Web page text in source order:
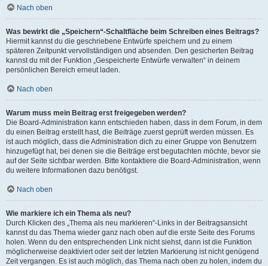
Nach oben
Was bewirkt die „Speichern“-Schaltfläche beim Schreiben eines Beitrags?
Hiermit kannst du die geschriebene Entwürfe speichern und zu einem
späteren Zeitpunkt vervollständigen und absenden. Den gesicherten Beitrag
kannst du mit der Funktion „Gespeicherte Entwürfe verwalten“ in deinem
persönlichen Bereich erneut laden.
Nach oben
Warum muss mein Beitrag erst freigegeben werden?
Die Board-Administration kann entschieden haben, dass in dem Forum, in dem
du einen Beitrag erstellt hast, die Beiträge zuerst geprüft werden müssen. Es
ist auch möglich, dass die Administration dich zu einer Gruppe von Benutzern
hinzugefügt hat, bei denen sie die Beiträge erst begutachten möchte, bevor sie
auf der Seite sichtbar werden. Bitte kontaktiere die Board-Administration, wenn
du weitere Informationen dazu benötigst.
Nach oben
Wie markiere ich ein Thema als neu?
Durch Klicken des „Thema als neu markieren“-Links in der Beitragsansicht
kannst du das Thema wieder ganz nach oben auf die erste Seite des Forums
holen. Wenn du den entsprechenden Link nicht siehst, dann ist die Funktion
möglicherweise deaktiviert oder seit der letzten Markierung ist nicht genügend
Zeit vergangen. Es ist auch möglich, das Thema nach oben zu holen, indem du